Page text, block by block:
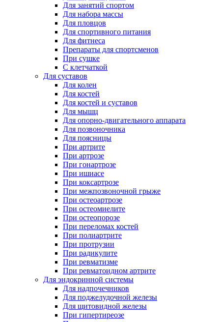
Для занятий спортом
Для набора массы
Для пловцов
Для спортивного питания
Для фитнеса
Препараты для спортсменов
При сушке
С клетчаткой
Для суставов
Для колен
Для костей
Для костей и суставов
Для мышц
Для опорно-двигательного аппарата
Для позвоночника
Для поясницы
При артрите
При артрозе
При гонартрозе
При ишиасе
При коксартрозе
При межпозвоночной грыже
При остеоартрозе
При остеомиелите
При остеопорозе
При переломах костей
При полиартрите
При протрузии
При радикулите
При ревматизме
При ревматоидном артрите
Для эндокринной системы
Для надпочечников
Для поджелудочной железы
Для щитовидной железы
При гипертиреозе